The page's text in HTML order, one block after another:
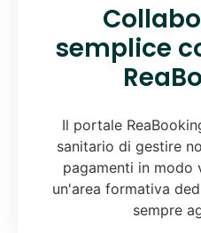
semplice
Il portale
sanitario di gestire
pagamenti in modo
un'area formativa
sempre